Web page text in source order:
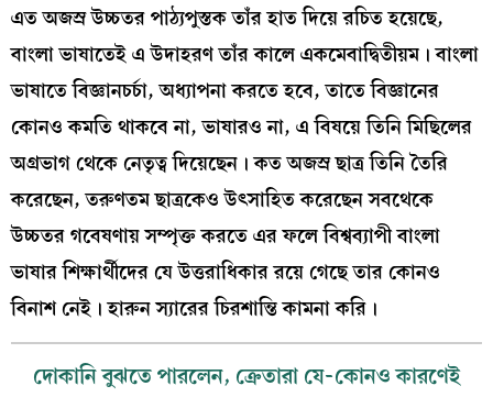
এত অজস্র উচ্চতর পাঠ্যপুস্তক তাঁর হাত দিয়ে রচিত হয়েছে,
বাংলা ভাষাতেই এ উদাহরণ তাঁর কালে একমেবাদ্বিতীয়ম। বাংলা
ভাষাতে বিজ্ঞানচর্চা, অধ্যাপনা করতে হবে, তাতে বিজ্ঞানের
কোনও কমতি থাকবে না, ভাষারও না, এ বিষয়ে তিনি মিছিলের
অগ্রভাগ থেকে নেতৃত্ব দিয়েছেন। কত অজস্র ছাত্র তিনি তৈরি
করেছেন, তরুণতম ছাত্রকেও উৎসাহিত করেছেন সবথেকে
উচ্চতর গবেষণায় সম্পৃক্ত করতে এর ফলে বিশ্বব্যাপী বাংলা
ভাষার শিক্ষার্থীদের যে উত্তরাধিকার রয়ে গেছে তার কোনও
বিনাশ নেই। হারুন স্যারের চিরশান্তি কামনা করি।
দোকানি বুঝতে পারলেন, ক্রেতারা যে-কোনও কারণেই